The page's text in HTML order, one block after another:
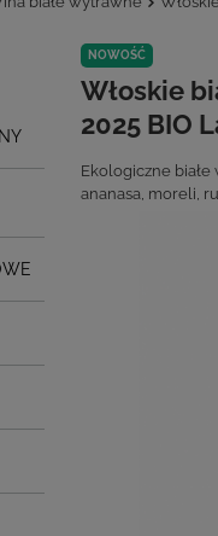
NOWOŚĆ
Włoskie
2025 BIO
Ekologiczne białe
ananasa, moreli,